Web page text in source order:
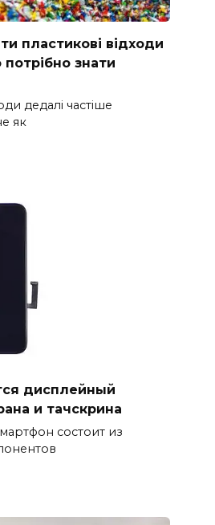
пластикові відходи
знати
дедалі частіше
як
дисплейный
и тачскрина
состоит из